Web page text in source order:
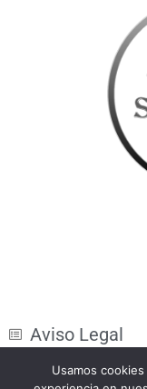
Aviso Legal
Condiciones
Usamos